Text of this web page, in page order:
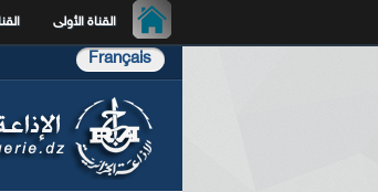
القناة الأولى
Français